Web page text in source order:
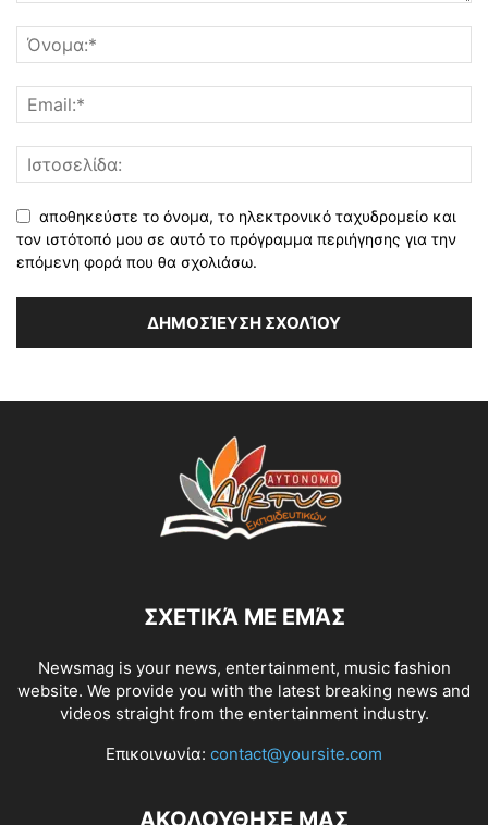
αποθηκεύστε το όνομα, το ηλεκτρονικό ταχυδρομείο και
τον ιστότοπό μου σε αυτό το πρόγραμμα περιήγησης για την
επόμενη φορά που θα σχολιάσω.
ΣΧΕΤΙΚΆ ΜΕ ΕΜΆΣ
Newsmag is your news, entertainment, music fashion
website. We provide you with the latest breaking news and
videos straight from the entertainment industry.
Επικοινωνία: contact@yoursite.com
ΑΚΟΛΟΥΘΗΣΕ ΜΑΣ